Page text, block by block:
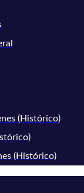
(Histórico)
(Histórico)